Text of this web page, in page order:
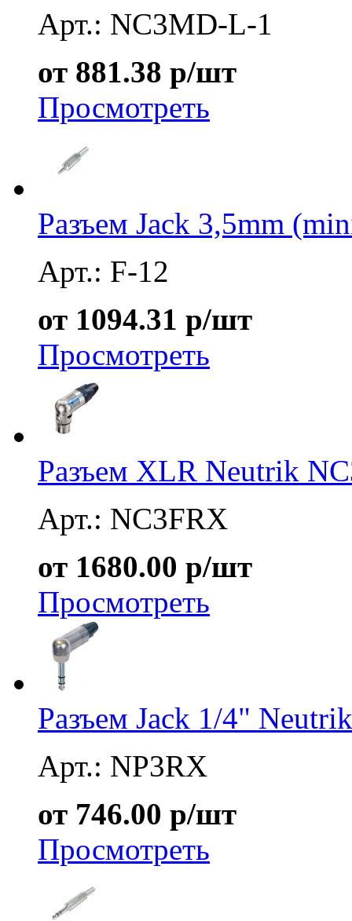
Арт.: NC3MD-L-1
от 881.38 р/шт
Просмотреть
Разъем Jack 3,5mm
Арт.: F-12
от 1094.31 р/шт
Просмотреть
Разъем XLR Neutrik
Арт.: NC3FRX
от 1680.00 р/шт
Просмотреть
Разъем Jack 1/4"
Арт.: NP3RX
от 746.00 р/шт
Просмотреть